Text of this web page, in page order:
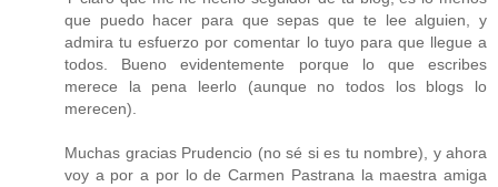
que puedo hacer para que sepas que te lee alguien, y
admira tu esfuerzo por comentar lo tuyo para que llegue a
todos. Bueno evidentemente porque lo que escribes
merece la pena leerlo (aunque no todos los blogs lo
merecen).
Muchas gracias Prudencio (no sé si es tu nombre), y ahora
voy a por a por lo de Carmen Pastrana la maestra amiga